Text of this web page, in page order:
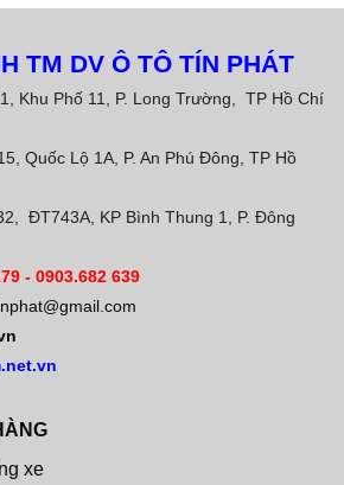
TM DV Ô TÔ TÍN PHÁT
Khu Phố 11, P. Long Trường, TP Hồ Chí
Quốc Lộ 1A, P. An Phú Đông, TP Hồ
ĐT743A, KP Bình Thung 1, P. Đông
- 0903.682 639
xe